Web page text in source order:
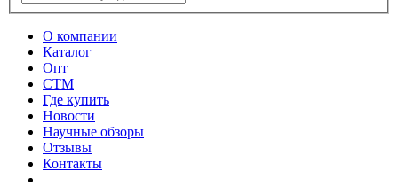
О компании
Каталог
Опт
СТМ
Где купить
Новости
Научные обзоры
Отзывы
Контакты